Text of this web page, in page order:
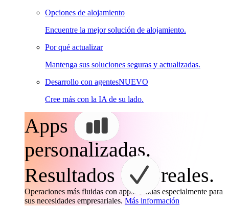
Opciones de alojamiento
Encuentre la mejor solución de alojamiento.
Por qué actualizar
Mantenga sus soluciones seguras y actualizadas.
Desarrollo con agentesNUEVO
Cree más con la IA de su lado.
Apps
personalizadas.
Resultados
reales.
Operaciones más fluidas con apps creadas especialmente para
sus necesidades empresariales. Más información